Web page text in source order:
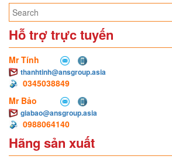
Hỗ trợ trực tuyến
Mr Tính
thanhtinh@ansgroup.asia
0345038849
Mr Bảo
giabao@ansgroup.asia
0988064140
Hãng sản xuất